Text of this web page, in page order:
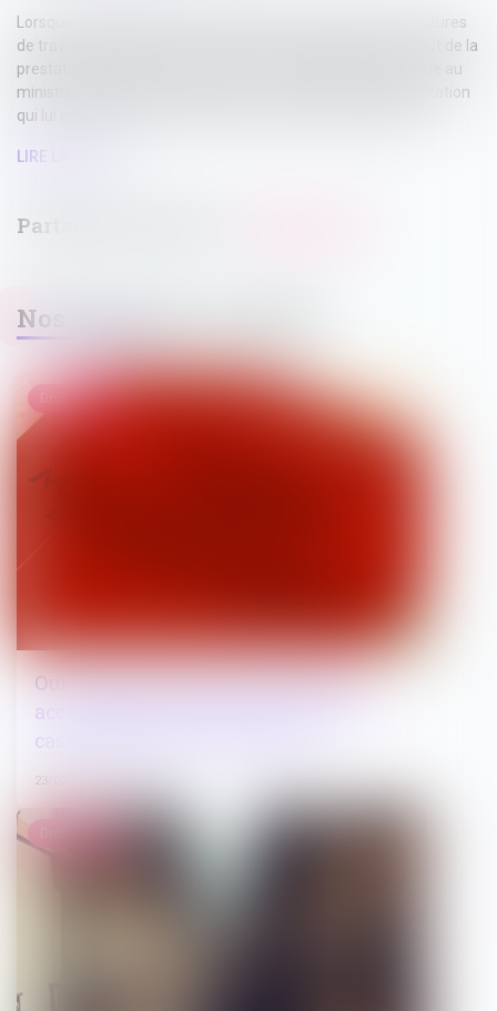
Lorsque l’entreprise titulaire adresse à la commune des factures
de travaux traduisant une augmentation significative du coût de la
prestation justifiée, le sénateur Jean Louis Masson demande au
ministre de l’Intérieur si la commune peut refuser l’augmentation
qui lui est imposée et résilier, pour ce motif, l’accord-cadre...
LIRE LA SUITE
Nos dernières actualités
Oui au pouvoir de résiliation d’un
accord-cadre à bons de commande en
cas d’augmentation des prix !
23/02/2023
Droit public
Droit public